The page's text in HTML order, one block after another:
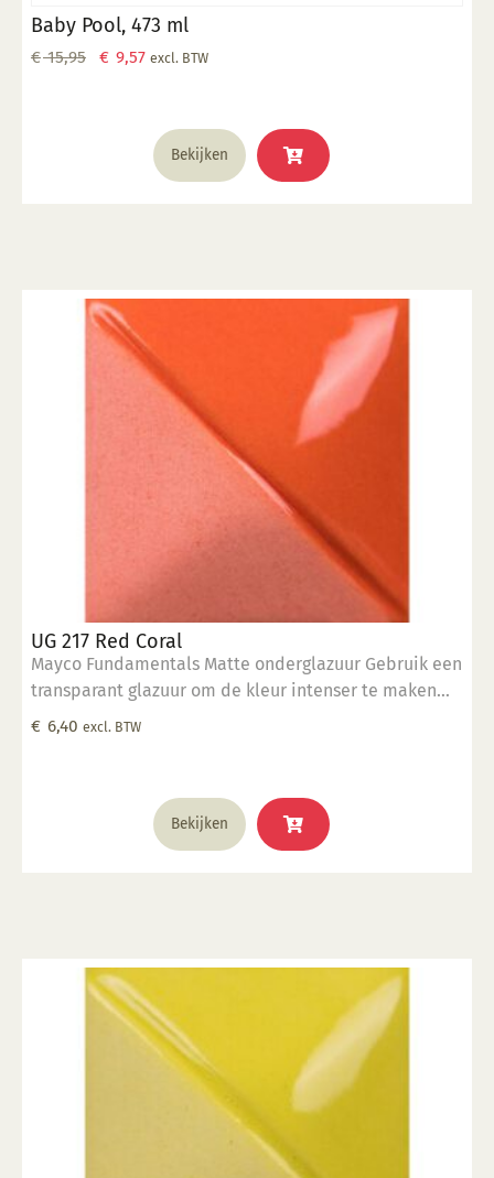
Baby Pool, 473 ml
€15,95
Oorspronkelijke
€ 9,57Huidige
€ 9,57.
excl. BTW
Bekijken
UG 217 Red Coral
Mayco Fundamentals Matte onderglazuur Gebruik een
transparant glazuur om de kleur intenser te maken
Geschikt voor gebruiksgoed mits er een transparant
€ 6,40 excl. BTW
Bekijken